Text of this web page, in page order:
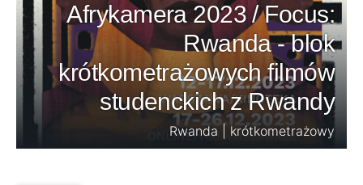
Afrykamera 2023 / Focus:
Rwanda - blok
krótkometrażowych filmów
studenckich z Rwandy
Rwanda | krótkometrażowy